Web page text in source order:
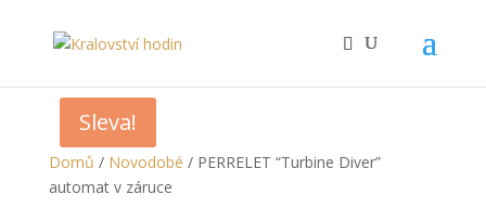
Domů / Novodobé / PERRELET “Turbine Diver”
automat v záruce
Sleva!